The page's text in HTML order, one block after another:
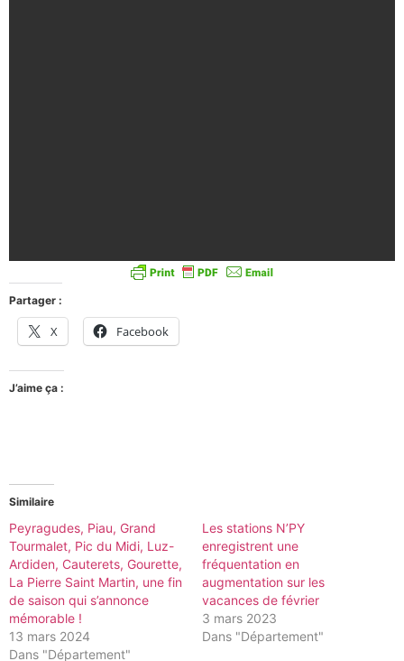
Partager :
X Facebook
J’aime ça :
Similaire
Peyragudes, Piau, Grand
Tourmalet, Pic du Midi, Luz-
Ardiden, Cauterets, Gourette,
La Pierre Saint Martin, une fin
de saison qui s’annonce
mémorable !
13 mars 2024
Dans "Département"
Les stations N’PY
enregistrent une
fréquentation en
augmentation sur les
vacances de février
3 mars 2023
Dans "Département"